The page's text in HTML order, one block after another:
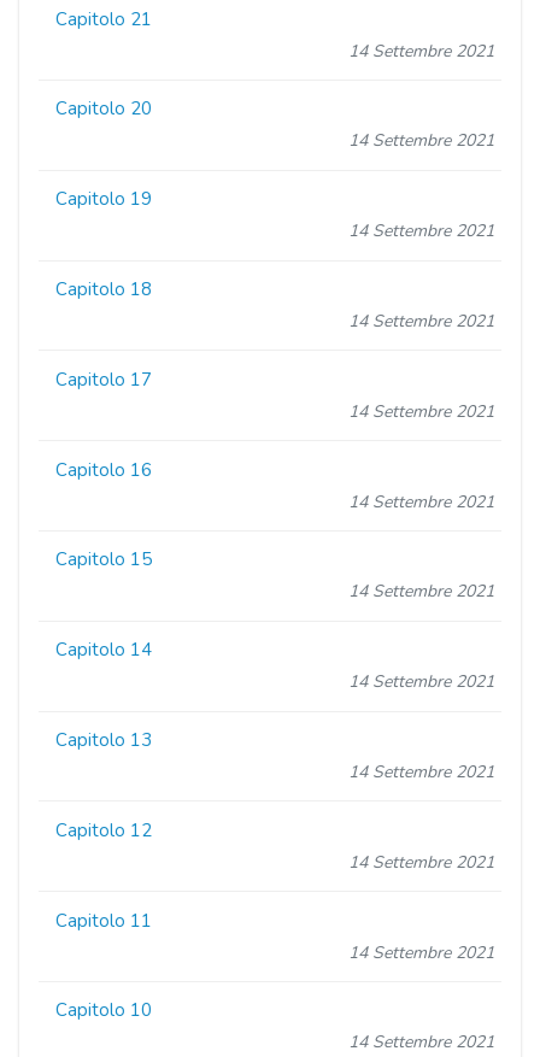
Capitolo 21
14 Settembre 2021
Capitolo 20
14 Settembre 2021
Capitolo 19
14 Settembre 2021
Capitolo 18
14 Settembre 2021
Capitolo 17
14 Settembre 2021
Capitolo 16
14 Settembre 2021
Capitolo 15
14 Settembre 2021
Capitolo 14
14 Settembre 2021
Capitolo 13
14 Settembre 2021
Capitolo 12
14 Settembre 2021
Capitolo 11
14 Settembre 2021
Capitolo 10
14 Settembre 2021